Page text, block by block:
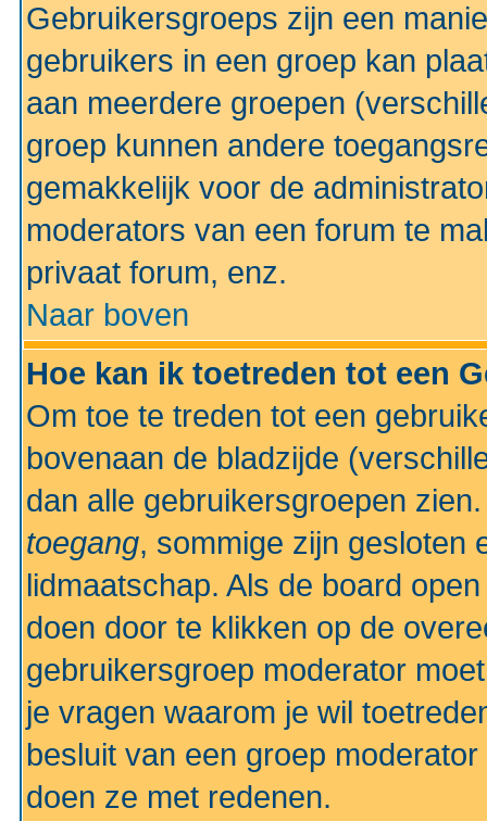
Gebruikersgroeps zijn een
gebruikers in een groep kan
aan meerdere groepen
groep kunnen andere
gemakkelijk voor de
moderators van een forum te
privaat forum, enz.
Naar boven
Hoe kan ik toetreden tot een
Om toe te treden tot een
bovenaan de bladzijde
dan alle gebruikersgroepen
toegang, sommige zijn gesloten
lidmaatschap. Als de board
doen door te klikken op de
gebruikersgroep moderator
je vragen waarom je wil
besluit van een groep
doen ze met redenen.